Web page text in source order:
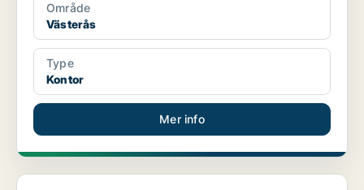
Område
Västerås
Type
Kontor
Mer info
Kontor i Västerås